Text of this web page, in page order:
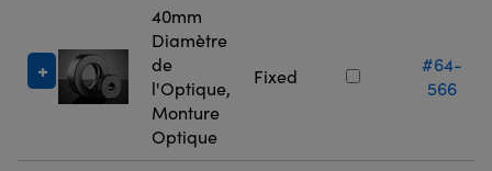
40mm
Diamètre
de
l'Optique,
Monture
Optique
Fixed
#64-
566